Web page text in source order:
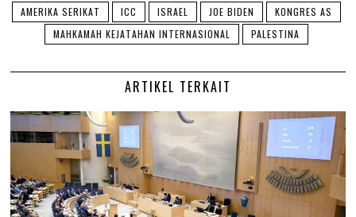
AMERIKA SERIKAT ICC ISRAEL JOE BIDEN
KONGRES AS
MAHKAMAH KEJATAHAN INTERNASIONAL
PALESTINA
ARTIKEL TERKAIT